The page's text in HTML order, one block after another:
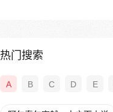
热门搜索
A B C D E